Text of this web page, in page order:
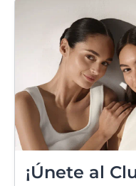
¡Únete al